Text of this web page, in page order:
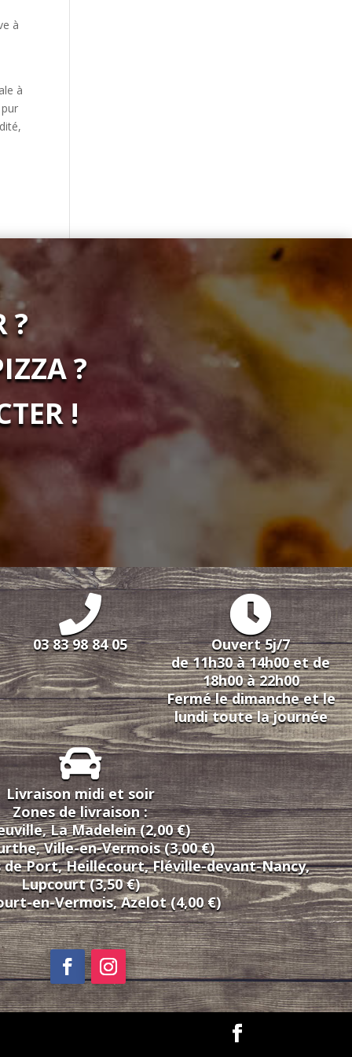
à
à
?
?
!
03 83 98 84 05
Ouvert 5j/7
de 11h30 à 14h00 et de
18h00 à 22h00
Fermé le dimanche et le
lundi toute la journée
Livraison midi et soir
Zones de livraison :
La Madelein (2,00 €)
Ville-en-Vermois (3,00 €)
de Port, Heillecourt, Fléville-devant-Nancy,
Lupcourt (3,50 €)
en-Vermois, Azelot (4,00 €)